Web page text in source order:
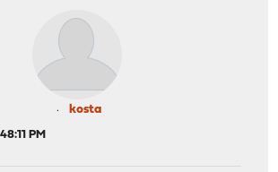
kosta
PM